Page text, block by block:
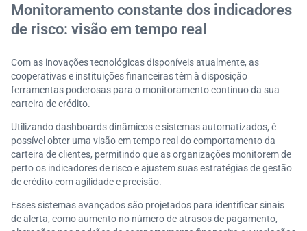
Monitoramento constante dos indicadores
de risco: visão em tempo real
Com as inovações tecnológicas disponíveis atualmente, as
cooperativas e instituições financeiras têm à disposição
ferramentas poderosas para o monitoramento contínuo da sua
carteira de crédito.
Utilizando dashboards dinâmicos e sistemas automatizados, é
possível obter uma visão em tempo real do comportamento da
carteira de clientes, permitindo que as organizações monitorem de
perto os indicadores de risco e ajustem suas estratégias de gestão
de crédito com agilidade e precisão.
Esses sistemas avançados são projetados para identificar sinais
de alerta, como aumento no número de atrasos de pagamento,